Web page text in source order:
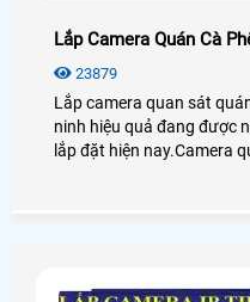
Lắp Camera Quán Cà
23879
Lắp camera quan sát
ninh hiệu quả đang được
lắp đặt hiện nay.Camera